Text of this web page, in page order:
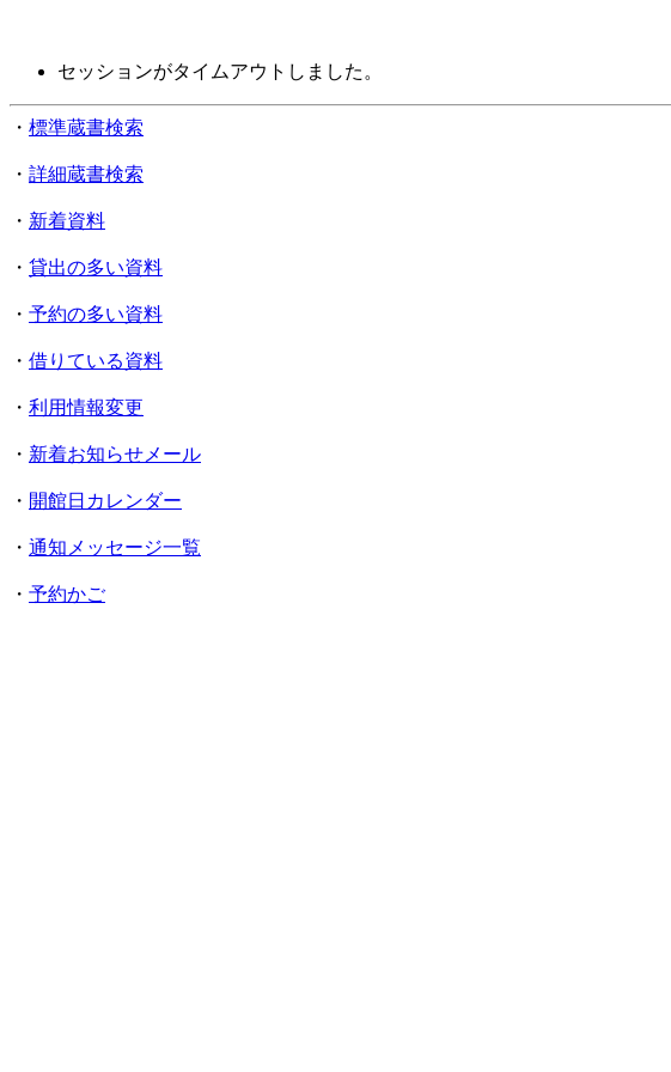
セッションがタイムアウトしました。
・ 標準蔵書検索
・ 詳細蔵書検索
・ 新着資料
・ 貸出の多い資料
・ 予約の多い資料
・ 借りている資料
・ 利用情報変更
・ 新着お知らせメール
・ 開館日カレンダー
・ 通知メッセージ一覧
・ 予約かご